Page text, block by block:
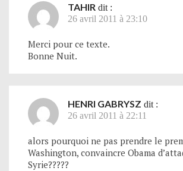
TAHIR dit :
26 avril 2011 à 23:10
Merci pour ce texte.
Bonne Nuit.
HENRI GABRYSZ dit :
26 avril 2011 à 22:11
alors pourquoi ne pas prendre le
Washington, convaincre Obama
Syrie?????